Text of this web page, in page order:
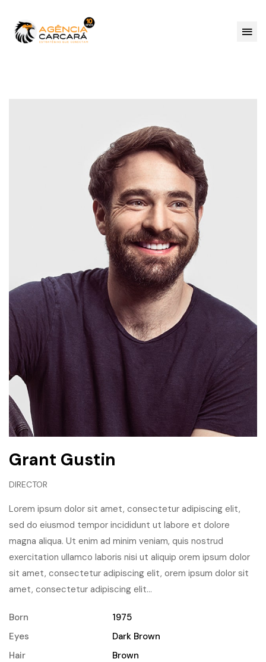
Grant Gustin
DIRECTOR
Lorem ipsum dolor sit amet, consectetur adipiscing elit,
sed do eiusmod tempor incididunt ut labore et dolore
magna aliqua. Ut enim ad minim veniam, quis nostrud
exercitation ullamco laboris nisi ut aliquip orem ipsum dolor
sit amet, consectetur adipiscing elit, orem ipsum dolor sit
amet, consectetur adipiscing elit...
Born
1975
Eyes
Dark Brown
Hair
Brown